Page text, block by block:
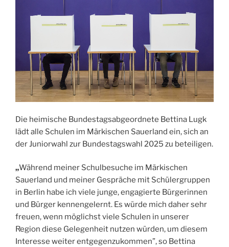
Die heimische Bundestagsabgeordnete Bettina Lugk
lädt alle Schulen im Märkischen Sauerland ein, sich an
der Juniorwahl zur Bundestagswahl 2025 zu beteiligen.
„Während meiner Schulbesuche im Märkischen
Sauerland und meiner Gespräche mit Schülergruppen
in Berlin habe ich viele junge, engagierte Bürgerinnen
und Bürger kennengelernt. Es würde mich daher sehr
freuen, wenn möglichst viele Schulen in unserer
Region diese Gelegenheit nutzen würden, um diesem
Interesse weiter entgegenzukommen”, so Bettina